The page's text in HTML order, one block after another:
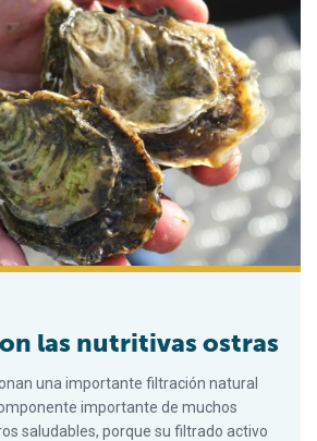
las nutritivas ostras
una importante filtración natural
importante de muchos
saludables, porque su filtrado activo